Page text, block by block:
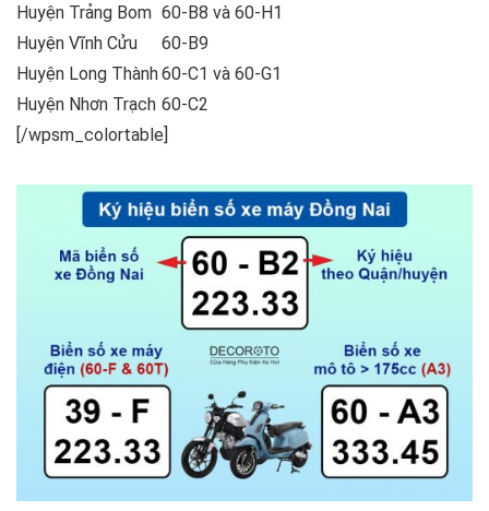
Huyện Trảng Bom 60-B8 và 60-H1
Huyện Vĩnh Cửu
60-B9
Huyện Long Thành60-C1 và 60-G1
Huyện Nhơn Trạch 60-C2
[/wpsm_colortable]